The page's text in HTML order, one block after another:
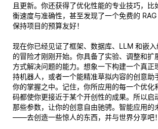
且更新。你还获得了优化性能的专业技巧，比
衡速度与准确性，甚至发现了一个免费的
保持项目的预算友好！
现在你已经见证了框架、数据库、LLM 和嵌
的冒险才刚刚开始。你具备了实验、调整和扩
方式解决问题的能力。想象一下构建一个真正
持机器人，或者一个能精准草拟内容的创意
你的掌握之中。记住，你所应用的每一个优化
码都使你更接近于某个开创性的成果。所以启
那些参数，让你的创意自由驰骋。智能应用的
——去创造一些惊人的东西，并与世界分享吧